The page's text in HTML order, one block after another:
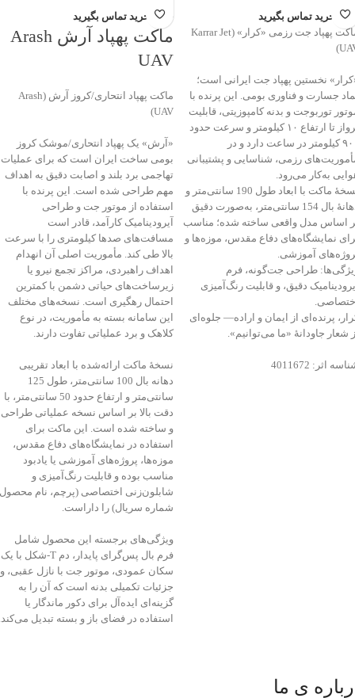
خرید تماس بگیرید
ماکت پهپاد جت رزمی «کرار» (Karrar Jet
نخستین پهپاد جت ایرانی است؛
جسارت و فناوری بومی. این پرنده با
توربوجت و بدنه کامپوزیتی، قابلیت
پرواز تا ارتفاع ۱۰ کیلومتر و سرعت حدود
۹۰۰ کیلومتر در ساعت دارد و در
رزمی، شناسایی و پشتیبانی
به‌کار می‌رود.
نسخهٔ ماکت با ابعاد طول 190 سانتی‌متر و
دهانهٔ بال 154 سانتی‌متر، به‌صورت دقیق
اساس مدل واقعی ساخته شده؛ مناسب
نمایشگاه‌های دفاع مقدس، موزه‌ها و
آموزشی.
طراحی جت‌گونه، فرم
دقیق، و قابلیت رنگ‌آمیزی
پرنده‌ای از ایمان و اراده— جلوه‌ای
شعار جاودانۀ «ما می‌توانیم».
اثر: 4011672
جهت خرید تماس بگیرید
ماکت پهپاد آرش Arash
UAV
ماکت پهپاد انتحاری/کروز آرش (Arash
UAV)
«آرش» یک پهپاد انتحاری/موشک کروز
بومی ساخت ایران است که برای عملیات
تهاجمی برد بلند و اصابت دقیق به اهداف
مهم طراحی شده است. این پرنده با
استفاده از موتور جت و طراحی
آیرودینامیک کارآمد، قادر است
مسافت‌های صدها کیلومتری را با سرعت
بالا طی کند. مأموریت اصلی آن انهدام
اهداف راهبردی، مراکز تجمع نیرو یا
زیرساخت‌های حیاتی دشمن با کمترین
احتمال رهگیری است. نسخه‌های مختلف
این سامانه بسته به مأموریت، در نوع
کلاهک و برد عملیاتی تفاوت دارند.
نسخهٔ ماکت ارائه‌شده با ابعاد تقریبی
دهانه بال 100 سانتی‌متر، طول 125
سانتی‌متر و ارتفاع حدود 50 سانتی‌متر، با
دقت بالا بر اساس نسخه عملیاتی طراحی
و ساخته شده است. این ماکت برای
استفاده در نمایشگاه‌های دفاع مقدس،
موزه‌ها، پروژه‌های آموزشی یا یادبود
مناسب بوده و قابلیت رنگ‌آمیزی و
شابلون‌زنی اختصاصی (پرچم، نام
شماره سریال) را داراست.
ویژگی‌های برجسته این محصول شامل
فرم بال پس‌گرای پایدار، دم T‑شکل با یک
سکان عمودی، موتور جت با نازل عقبی، و
جزئیات تکمیلی بدنه است که آن را به
گزینه‌ای ایده‌آل برای دکور ماندگار یا
استفاده در فضای باز و بسته تبدیل
ی ما